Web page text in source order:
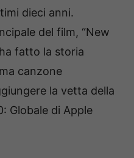
dieci anni.
del film, “New
fatto la storia
canzone
la vetta della
Globale di Apple